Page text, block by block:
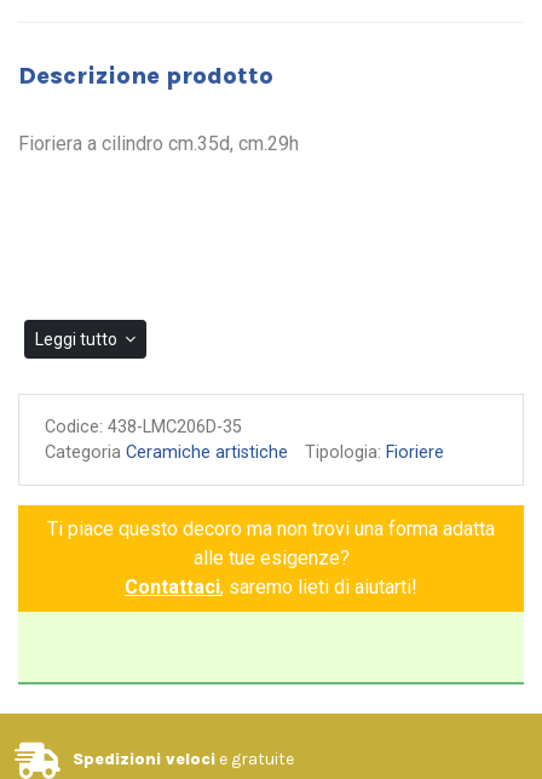
Descrizione prodotto
Fioriera a cilindro cm.35d, cm.29h
Leggi tutto
Codice: 438-LMC206D-35
Categoria Ceramiche artistiche Tipologia: Fioriere
Ti piace questo decoro ma non trovi una forma adatta
alle tue esigenze?
Contattaci, saremo lieti di aiutarti!
Spedizioni veloci e gratuite